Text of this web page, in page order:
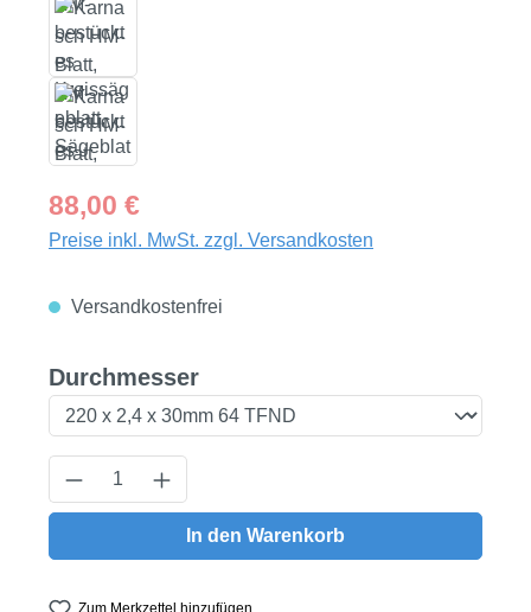
Regulärer Preis:
88,00 €
Preise inkl. MwSt. zzgl. Versandkosten
Versandkostenfrei
Durchmesserauswählen
Produkt Anzahl: Gib den gewünschten
In den Warenkorb
Zum Merkzettel hinzufügen